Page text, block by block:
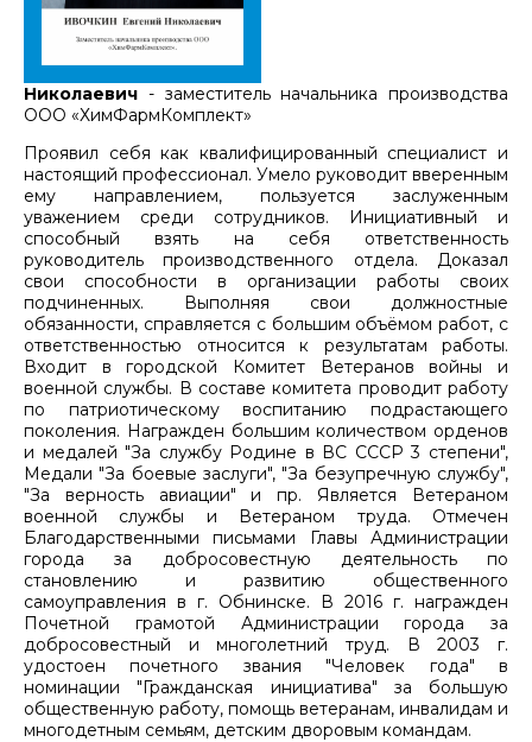
Николаевич - заместитель начальника производства
ООО «ХимФармКомплект»
Проявил себя как квалифицированный специалист и
настоящий профессионал. Умело руководит вверенным
ему направлением, пользуется заслуженным
уважением среди сотрудников. Инициативный и
способный взять на себя ответственность
руководитель производственного отдела. Доказал
свои способности в организации работы своих
подчиненных. Выполняя свои должностные
обязанности, справляется с большим объёмом работ, с
ответственностью относится к результатам работы.
Входит в городской Комитет Ветеранов войны и
военной службы. В составе комитета проводит работу
по патриотическому воспитанию подрастающего
поколения. Награжден большим количеством орденов
и медалей "За службу Родине в ВС СССР 3 степени",
Медали "За боевые заслуги", "За безупречную службу",
"За верность авиации" и пр. Является Ветераном
военной службы и Ветераном труда. Отмечен
Благодарственными письмами Главы Администрации
города за добросовестную деятельность по
становлению и развитию общественного
самоуправления в г. Обнинске. В 2016 г. награжден
Почетной грамотой Администрации города за
добросовестный и многолетний труд. В 2003 г.
удостоен почетного звания "Человек года" в
номинации "Гражданская инициатива" за большую
общественную работу, помощь ветеранам, инвалидам и
многодетным семьям, детским дворовым командам.